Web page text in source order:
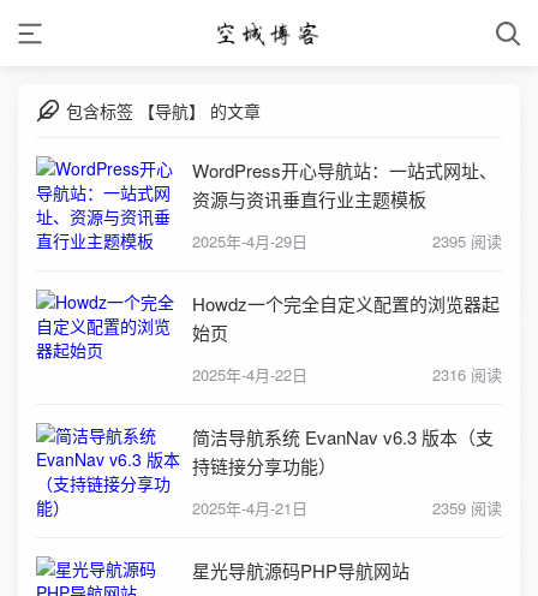
包含标签 【导航】 的文章
WordPress开心导航站：一站式网址、
资源与资讯垂直行业主题模板
2025年-4月-29日 2395 阅读
Howdz一个完全自定义配置的浏览器起
始页
2025年-4月-22日 2316 阅读
简洁导航系统 EvanNav v6.3 版本（支
持链接分享功能）
2025年-4月-21日 2359 阅读
星光导航源码PHP导航网站